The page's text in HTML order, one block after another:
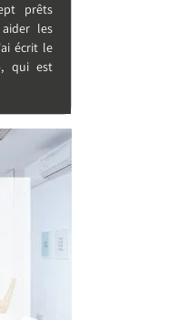
prêts
les
écrit le
qui est